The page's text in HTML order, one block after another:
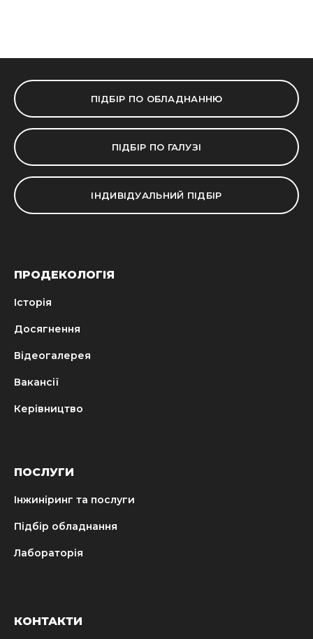
ПІДБІР ПО ОБЛАДНАННЮ
ПІДБІР ПО ГАЛУЗІ
ІНДИВІДУАЛЬНИЙ ПІДБІР
ПРОДЕКОЛОГІЯ
Історія
Досягнення
Відеогалерея
Вакансії
Керівництво
ПОСЛУГИ
Інжиніринг та послуги
Підбір обладнання
Лабораторія
КОНТАКТИ